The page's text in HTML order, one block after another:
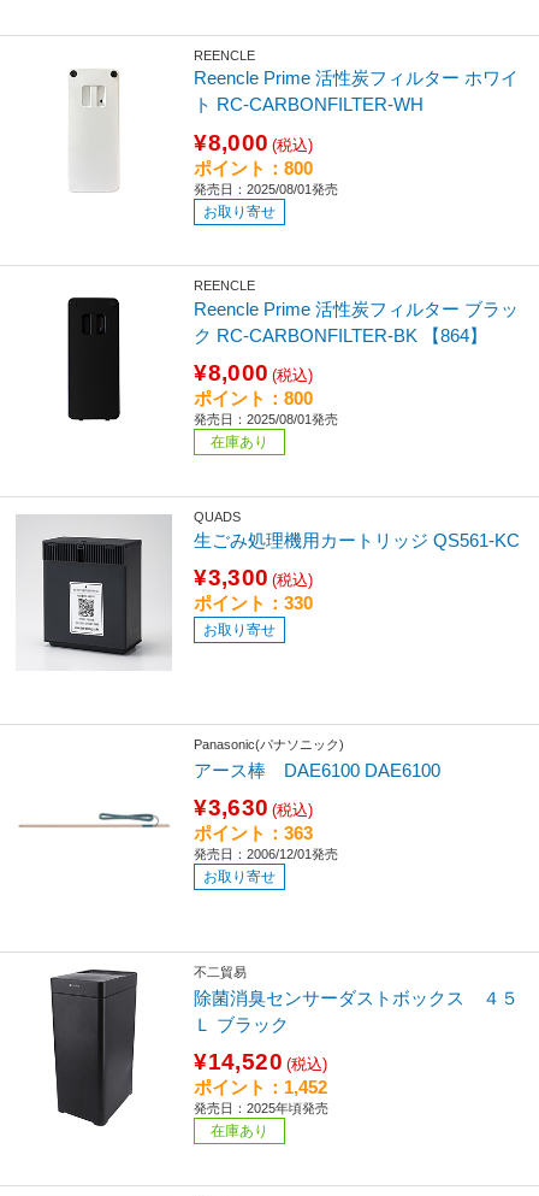
REENCLE
Reencle Prime 活性炭フィルター ホワイ
ト RC-CARBONFILTER-WH
¥8,000 (税込)
ポイント：800
発売日：2025/08/01発売
お取り寄せ
REENCLE
Reencle Prime 活性炭フィルター ブラッ
ク RC-CARBONFILTER-BK 【864】
¥8,000 (税込)
ポイント：800
発売日：2025/08/01発売
在庫あり
QUADS
生ごみ処理機用カートリッジ QS561-KC
¥3,300 (税込)
ポイント：330
お取り寄せ
Panasonic(パナソニック)
アース棒 DAE6100 DAE6100
¥3,630 (税込)
ポイント：363
発売日：2006/12/01発売
お取り寄せ
不二貿易
除菌消臭センサーダストボックス ４５
Ｌ ブラック
¥14,520 (税込)
ポイント：1,452
発売日：2025年頃発売
在庫あり